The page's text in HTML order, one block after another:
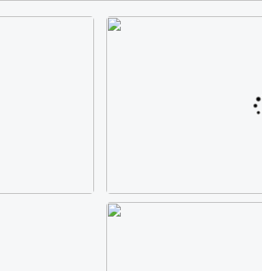
巴图 古风白衣女孩骑马壁纸